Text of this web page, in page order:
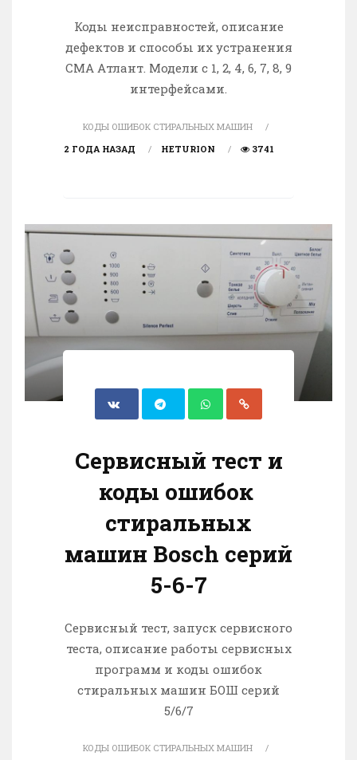
Коды неисправностей, описание
дефектов и способы их устранения
СМА Атлант. Модели с 1, 2, 4, 6, 7, 8, 9
интерфейсами.
КОДЫ ОШИБОК СТИРАЛЬНЫХ МАШИН
2 ГОДА НАЗАД
HETURION 3741
Сервисный тест и
коды ошибок
стиральных
машин Bosch серий
5-6-7
Сервисный тест, запуск сервисного
теста, описание работы сервисных
программ и коды ошибок
стиральных машин БОШ серий
5/6/7
КОДЫ ОШИБОК СТИРАЛЬНЫХ МАШИН